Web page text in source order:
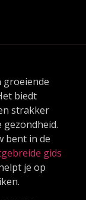
groeiende
biedt
strakker
bent in de
gids
je op